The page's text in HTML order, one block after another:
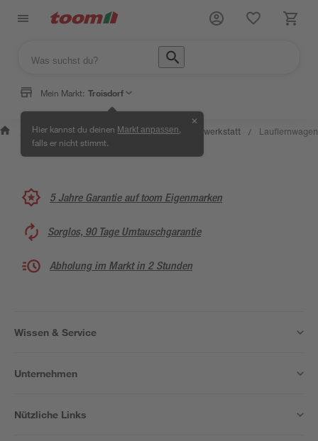
Mein Markt: Troisdorf
Hier kannst du deinen Markt anpassen
falls er nicht stimmt.
✕
Wissen &
Service
/
Selbermachen
& Ratgeber
/ Kreativwerkstatt / Lauflernwagen
5 Jahre Garantie auf toom Eigenmarken
Sorglos, 90 Tage Umtauschgarantie
Abholung im Markt in 2 Stunden
Wissen & Service
Unternehmen
Nützliche Links